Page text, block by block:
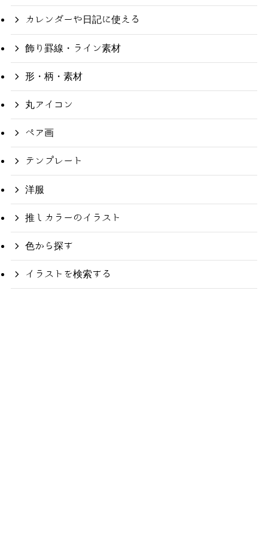
カレンダーや日記に使える
飾り罫線・ライン素材
形・柄・素材
丸アイコン
ペア画
テンプレート
洋服
推しカラーのイラスト
色から探す
イラストを検索する